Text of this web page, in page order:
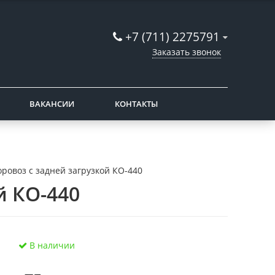
+7 (711) 2275791
Заказать звонок
ВАКАНСИИ КОНТАКТЫ
с задней загрузкой КО-440
КО-440
В наличии